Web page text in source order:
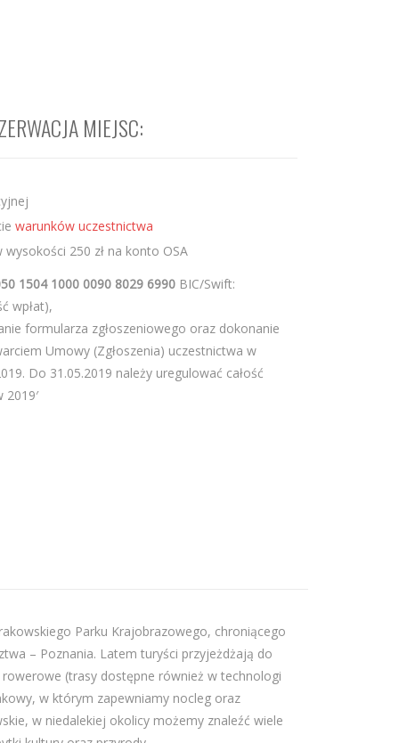
MIEJSC:
warunków uczestnictwa
250 zł na konto OSA
1504 1000 0090 8029 6990 BIC/Swift:
wpłat),
formularza zgłoszeniowego oraz dokonanie
Umowy (Zgłoszenia) uczestnictwa w
Do 31.05.2019 należy uregulować całość
2019′
Parku Krajobrazowego, chroniącego
– Poznania. Latem turyści przyjeżdżają do
(trasy dostępne również w technologi
w którym zapewniamy nocleg oraz
w niedalekiej okolicy możemy znaleźć wiele